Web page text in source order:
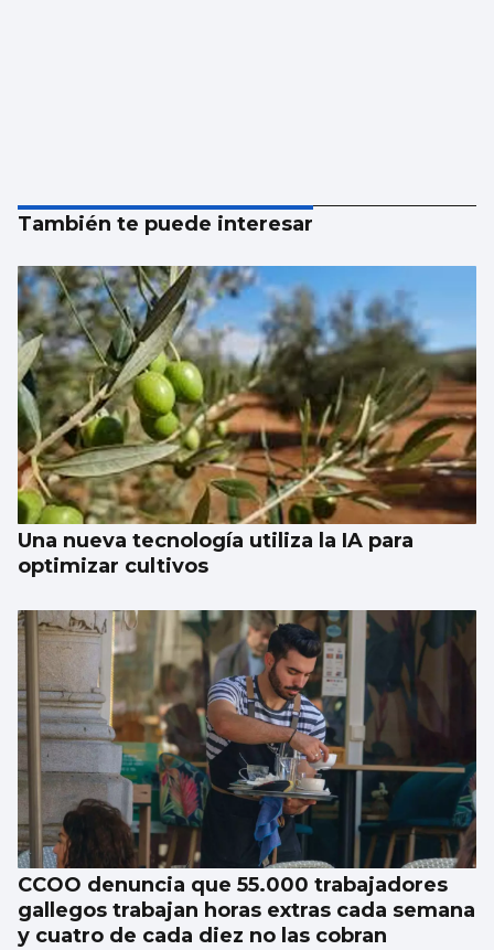
También te puede interesar
Una nueva tecnología utiliza la IA para
optimizar cultivos
CCOO denuncia que 55.000 trabajadores
gallegos trabajan horas extras cada semana
y cuatro de cada diez no las cobran